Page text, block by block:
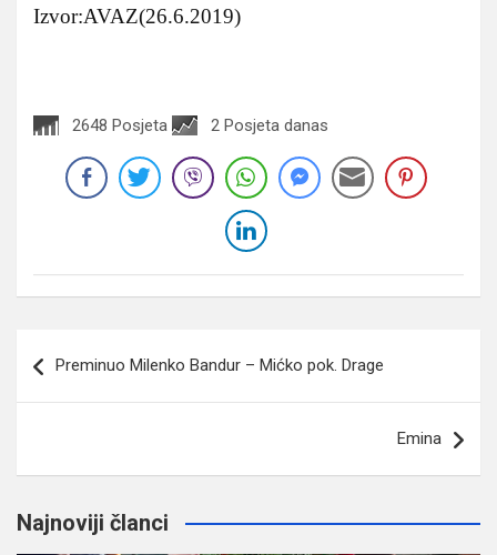
Izvor:AVAZ(26.6.2019)
2648 Posjeta 2 Posjeta danas
članaka
Preminuo Milenko Bandur – Mićko pok. Drage
Emina
Najnoviji članci